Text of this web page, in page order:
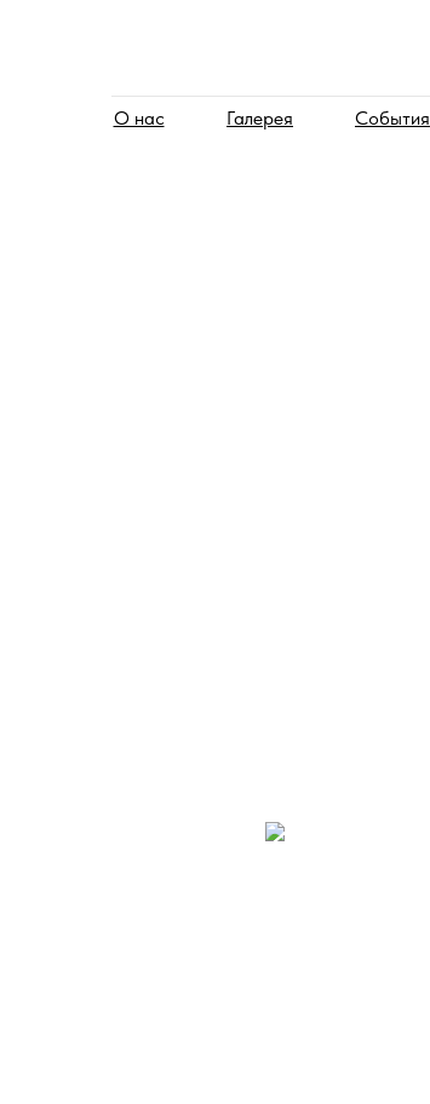
О нас События
Галерея